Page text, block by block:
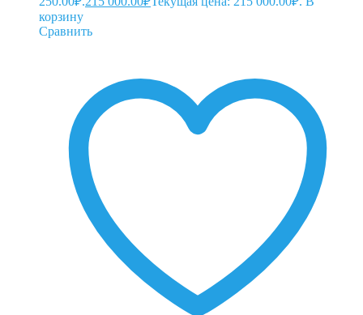
корзину
Сравнить